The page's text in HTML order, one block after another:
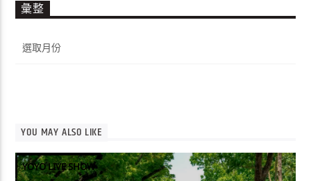
彙整
整
YOU MAY ALSO LIKE
YOYO LIVE SHOW